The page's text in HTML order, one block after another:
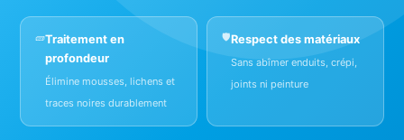
🧱Traitement en
profondeur
Élimine mousses, lichens et
traces noires durablement
🛡️Respect des matériaux
Sans abîmer enduits, crépi,
joints ni peinture